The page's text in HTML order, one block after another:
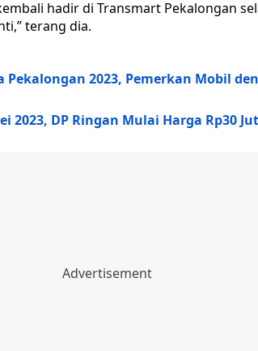
hadir di Transmart Pekalongan
terang dia.
2023, Pemerkan Mobil
2023, DP Ringan Mulai Harga Rp30